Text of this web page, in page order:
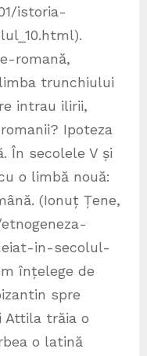
istoria-
romană,
trunchiului
intrau ilirii,
Ipoteza
În secolele V și
o limbă nouă:
(Ionuț Țene,
in-secolul-
înțelege de
spre
Attila trăia o
o latină